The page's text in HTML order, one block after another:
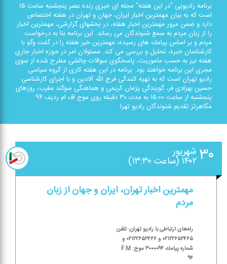
برنامه رادیویی "در این هفته" مجله ای خبری زنده عصر پنجشنبه ساعت ۱۵
است كه به بیان مهمترین اخبار ایران، جهان و تهران در هفته اختصاص
دارد و ضمن مرور مهمترین اخبار هفته، در بخشهای گزارشی، مهمترین اخبار
را از زبان مردم به سمع شنوندگان می رساند. این برنامه بنا به درخواست
مردم و بر اساس پیامك های رسیده، مهمترین خبر هفته را در گفت وگو با
كارشناسان خبره، تحلیل و بررسی می كند. مسئولان امر در حوزه اخبار جاری
هفته نیز به حسب ماموریت، پاسخگوی سوالات چالشی مطرح شده از سوی
مجری این برنامه خواهند بود. برنامه در این هفته كاری از گروه سیاسی
رادیو تهران است كه به تهیه كنندگی فرج الله آلادین و با اجرای كارشناسی
حسین بهزادی فر، گویندگی پژمان كریمی و هماهنگی سوگند مقرب، روزهای
پنجشنبه از ساعت ۱۵:۰۰ به مدت ۳۰ دقیقه روی موج اف ام ردیف ۹۴
مگاهرتز تقدیم شنوندگان رادیو تهرا
۳۰ شهریور
۱۴۰۲ (ساعت ۱۳:۳۰)
مهمترین اخبار تهران، ایران و جهان از زبان
مردم
راه‌های ارتباطی با رادیو تهران: تلفن
۰۲۱۲۲۶۵۲۴۶۵ و ۰۲۱۲۲۶۵۲۴۶۶ و
شماره پیامك ۳۰۰۰۰۹۴ موج: F.M
۹۴